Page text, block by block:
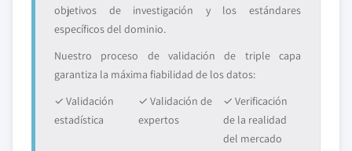
objetivos de investigación y los estándares
específicos del dominio.
Nuestro proceso de validación de triple capa
garantiza la máxima fiabilidad de los datos:
✓ Validación
estadística
✓ Validación de
expertos
✓ Verificación
de la realidad
del mercado